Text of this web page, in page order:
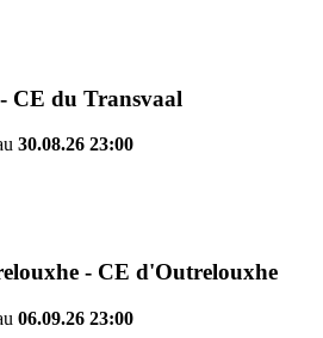
CE du Transvaal
30.08.26 23:00
- CE d'Outrelouxhe
06.09.26 23:00